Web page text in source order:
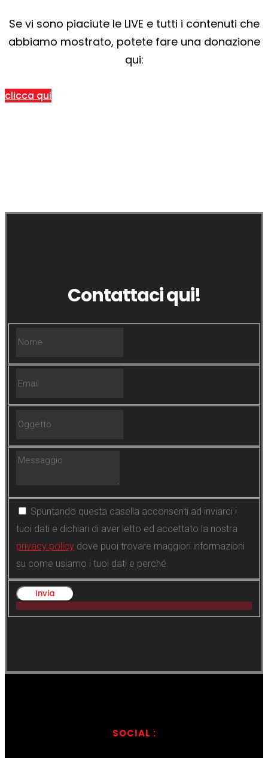
Se vi sono piaciute le LIVE e tutti i contenuti che
abbiamo mostrato, potete fare una donazione
qui:
clicca qui
Contattaci qui!
Spuntando questa casella acconsenti ad inviarci i
tuoi dati e dichiari di aver letto ed accettato la nostra
privacy policy dove puoi trovare maggiori informazioni
su come usiamo i tuoi dati e perché.
SOCIAL :